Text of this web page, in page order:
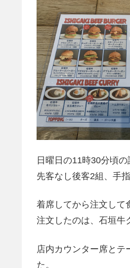
日曜日の11時30分頃の
先客なし後客2組、手
着席してから注文して
注文したのは、石垣牛
店内カウンター席とテ
た。